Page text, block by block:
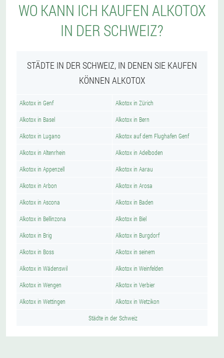
WO KANN ICH KAUFEN ALKOTOX
IN DER SCHWEIZ?
STÄDTE IN DER SCHWEIZ, IN DENEN SIE KAUFEN
KÖNNEN ALKOTOX
Alkotox in Genf Alkotox in Zürich
Alkotox in Basel Alkotox in Bern
Alkotox in Lugano Alkotox auf dem Flughafen Genf
Alkotox in Altenrhein Alkotox in Adelboden
Alkotox in Appenzell Alkotox in Aarau
Alkotox in Arbon Alkotox in Arosa
Alkotox in Ascona Alkotox in Baden
Alkotox in Bellinzona Alkotox in Biel
Alkotox in Brig Alkotox in Burgdorf
Alkotox in Boss Alkotox in seinem
Alkotox in Wädenswil Alkotox in Weinfelden
Alkotox in Wengen Alkotox in Verbier
Alkotox in Wettingen Alkotox in Wetzikon
Städte in der Schweiz